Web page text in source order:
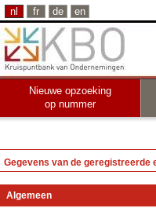
nl fr de en
Nieuwe opzoeking
op nummer
Gegevens van de geregistreerde
Algemeen